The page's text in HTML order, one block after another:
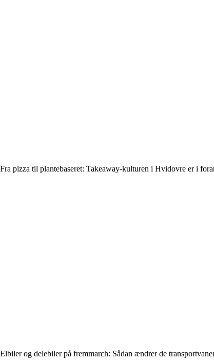
Fra pizza til plantebaseret: Takeaway-kulturen i Hvidovre er i
Elbiler og delebiler på fremmarch: Sådan ændrer de